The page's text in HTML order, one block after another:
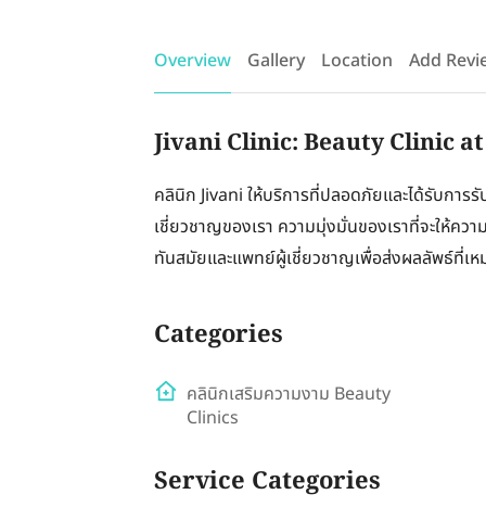
Overview Gallery Location Add
Jivani Clinic: Beauty Clinic
คลินิก Jivani ให้บริการที่ปลอดภัยและได้รับกา
เชี่ยวชาญของเรา ความมุ่งมั่นของเราที่จะให้คว
ทันสมัยและแพทย์ผู้เชี่ยวชาญเพื่อส่งผลลัพธ์ที่เ
Categories
คลินิกเสริมความงาม Beauty
Clinics
Service Categories